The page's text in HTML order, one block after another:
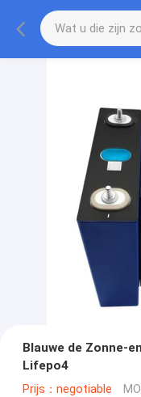
Blauwe de Zonne-
Lifepo4
Prijs：negotiable